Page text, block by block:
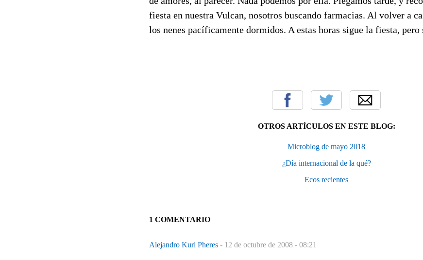
fiesta en nuestra Vulcan, nosotros buscando farmacias. Al volver a
los nenes pacíficamente dormidos. A estas horas sigue la fiesta, pero
OTROS ARTÍCULOS EN ESTE BLOG:
Microblog de mayo 2018
¿Día internacional de la qué?
Ecos recientes
1 COMENTARIO
Alejandro Kuri Pheres - 12 de octubre de 2008 - 08:21